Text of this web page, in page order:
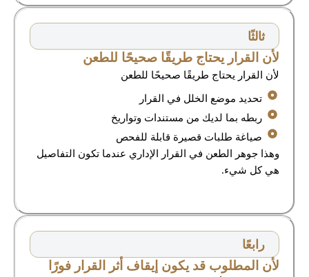
ثالثًا
لأن القرار يحتاج طريقًا صحيحًا للطعن
لأن القرار يحتاج طريقًا صحيحًا للطعن
تحديد موضع الخلل في القرار
ربطه بما لديك من مستندات وتواريخ
صياغة طلبات قصيرة قابلة للفحص
وهذا جوهر الطعن في القرار الإداري عندما تكون التفاصيل
هي كل شيء.
رابعًا
لأن المطلوب قد يكون إيقاف أثر القرار فورًا